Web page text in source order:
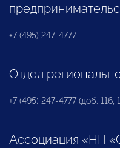
+7 (495) 247-4777
Отдел
+7 (495) 247-4777 (доб. 116,
Ассоциация «НП